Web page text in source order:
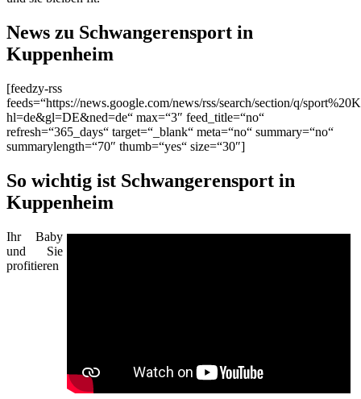
News zu Schwangerensport in
Kuppenheim
[feedzy-rss
feeds=“https://news.google.com/news/rss/search/section/q/
hl=de&gl=DE&ned=de“ max=“3″ feed_title=“no“
refresh=“365_days“ target=“_blank“ meta=“no“ summary=“no“
summarylength=“70″ thumb=“yes“ size=“30″]
So wichtig ist Schwangerensport in
Kuppenheim
Ihr Baby
und Sie
profitieren